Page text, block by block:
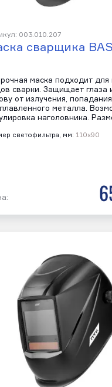
003.010.207
сварщика
маска подходит для
сварки. Защищает глаза
от излучения,
металла.
наголовника.
светофильтра, мм: 110х90